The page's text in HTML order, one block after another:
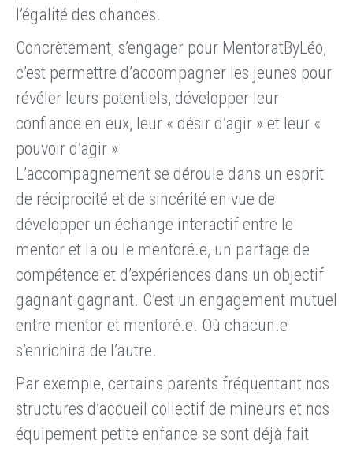
l’égalité des chances.
Concrètement, s’engager pour MentoratByLéo,
c’est permettre d’accompagner les jeunes pour
révéler leurs potentiels, développer leur
confiance en eux, leur « désir d’agir » et leur «
pouvoir d’agir »
L’accompagnement se déroule dans un esprit
de réciprocité et de sincérité en vue de
développer un échange interactif entre le
mentor et la ou le mentoré.e, un partage de
compétence et d’expériences dans un objectif
gagnant-gagnant. C’est un engagement mutuel
entre mentor et mentoré.e. Où chacun.e
s’enrichira de l’autre.
Par exemple, certains parents fréquentant nos
structures d’accueil collectif de mineurs et nos
équipement petite enfance se sont déjà fait